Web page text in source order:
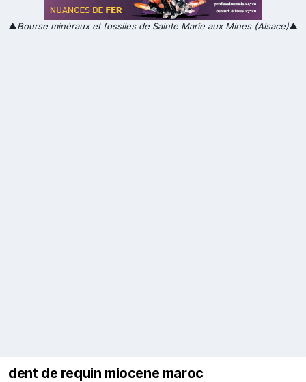
▲Bourse minéraux et fossiles de Sainte Marie aux Mines (Alsace)▲
dent de requin miocene maroc